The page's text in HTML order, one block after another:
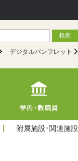
検索
デジタルパンフレット
附属施設･関連施設